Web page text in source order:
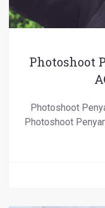
Photoshoot
Photoshoot
Photoshoot